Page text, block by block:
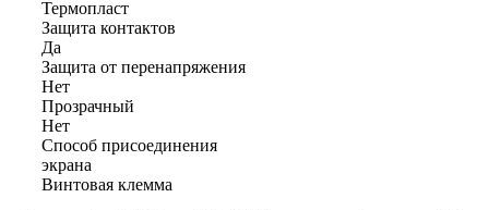
Термопласт
Защита контактов
Да
Защита от перенапряжения
Нет
Прозрачный
Нет
Способ присоединения
экрана
Винтовая клемма